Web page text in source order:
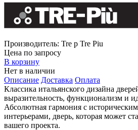
Производитель: Tre p Tre Piu
Цена по запросу
В корзину
Нет в наличии
Описание Доставка Оплата
Классика итальянского дизайна
выразительность, функционализм и
Абсолютная гармония с
интерьерами, дверь, которая может
вашего проекта.